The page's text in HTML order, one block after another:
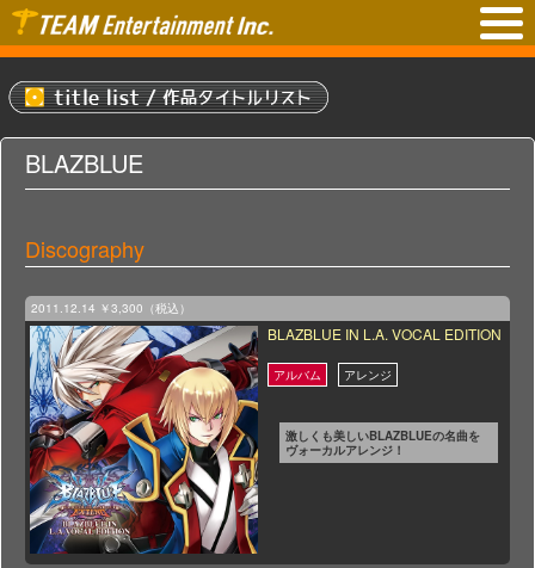
BLAZBLUE
Discography
2011.12.14 ￥3,300（税込）
BLAZBLUE IN L.A. VOCAL EDITION
激しくも美しいBLAZBLUEの名曲を
ヴォーカルアレンジ！